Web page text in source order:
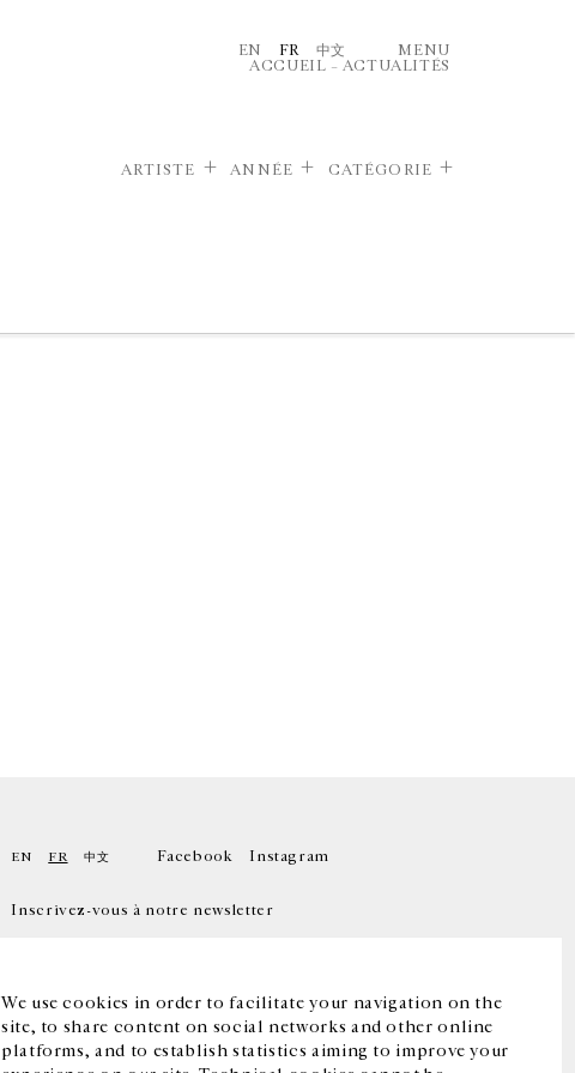
We use cookies in order to facilitate your navigation on the
site, to share content on social networks and other online
platforms, and to establish statistics aiming to improve your
EN FR 中文
MENU
ACCUEIL – ACTUALITÉS
ARTISTE ANNÉE CATÉGORIE
EN FR 中文 Facebook Instagram
Inscrivez-vous à notre newsletter